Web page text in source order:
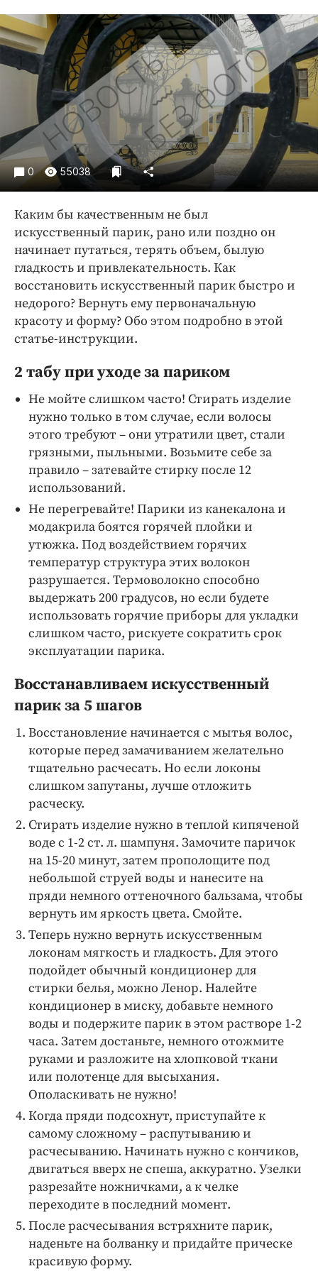
Культура
Недвижимость и ЖКХ
Образование
Общество
Погода
Праздники
Происшествия
Спорт
ПРОЕКТЫ
Блоги
Медиаперсона
Интересное чтиво
Клиника года
Бренд года
Работодатель года
0 55038
Каким бы качественным не был
искусственный парик, рано или поздно он
начинает путаться, терять объем, былую
гладкость и привлекательность. Как
восстановить искусственный парик быстро и
недорого? Вернуть ему первоначальную
красоту и форму? Обо этом подробно в этой
статье-инструкции.
2 табу при уходе за париком
Не мойте слишком часто! Стирать изделие
нужно только в том случае, если волосы
этого требуют – они утратили цвет, стали
грязными, пыльными. Возьмите себе за
правило – затевайте стирку после 12
использований.
Не перегревайте! Парики из канекалона и
модакрила боятся горячей плойки и
утюжка. Под воздействием горячих
температур структура этих волокон
разрушается. Термоволокно способно
выдержать 200 градусов, но если будете
использовать горячие приборы для укладки
слишком часто, рискуете сократить срок
эксплуатации парика.
Восстанавливаем искусственный
парик за 5 шагов
Восстановление начинается с мытья волос,
которые перед замачиванием желательно
тщательно расчесать. Но если локоны
слишком запутаны, лучше отложить
расческу.
Стирать изделие нужно в теплой кипяченой
воде с 1-2 ст. л. шампуня. Замочите паричок
на 15-20 минут, затем прополощите под
небольшой струей воды и нанесите на
пряди немного оттеночного бальзама, чтобы
вернуть им яркость цвета. Смойте.
Теперь нужно вернуть искусственным
локонам мягкость и гладкость. Для этого
подойдет обычный кондиционер для
стирки белья, можно Ленор. Налейте
кондиционер в миску, добавьте немного
воды и подержите парик в этом растворе 1-2
часа. Затем достаньте, немного отожмите
руками и разложите на хлопковой ткани
или полотенце для высыхания.
Ополаскивать не нужно!
Когда пряди подсохнут, приступайте к
самому сложному – распутыванию и
расчесыванию. Начинать нужно с кончиков,
двигаться вверх не спеша, аккуратно. Узелки
разрезайте ножничками, а к челке
переходите в последний момент.
После расчесывания встряхните парик,
наденьте на болванку и придайте прическе
красивую форму.